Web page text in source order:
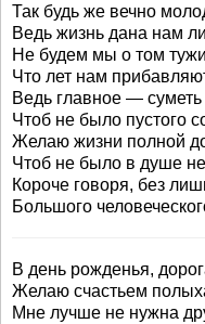
Так будь же вечно
Ведь жизнь дана нам
Не будем мы о том
Что лет нам
Ведь главное — суметь
Чтоб не было пустого
Желаю жизни полной
Чтоб не было в душе
Короче говоря, без
Большого
В день рожденья,
Желаю счастьем
Мне лучше не нужна